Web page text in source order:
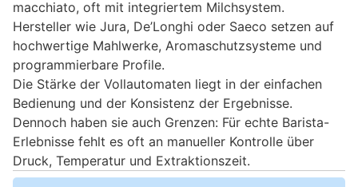
macchiato, oft mit integriertem Milchsystem.
Hersteller wie Jura, De’Longhi oder Saeco setzen auf
hochwertige Mahlwerke, Aromaschutzsysteme und
programmierbare Profile.
Die Stärke der Vollautomaten liegt in der einfachen
Bedienung und der Konsistenz der Ergebnisse.
Dennoch haben sie auch Grenzen: Für echte Barista-
Erlebnisse fehlt es oft an manueller Kontrolle über
Druck, Temperatur und Extraktionszeit.